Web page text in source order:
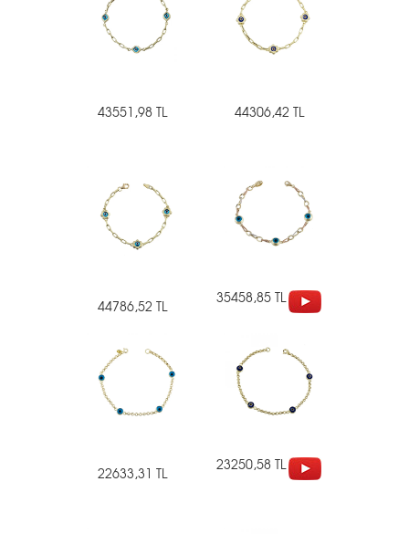
43551,98 TL 44306,42 TL
44786,52 TL 35458,85 TL
22633,31 TL 23250,58 TL